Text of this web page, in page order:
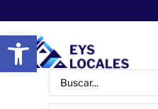
Abrir barra de herramientas